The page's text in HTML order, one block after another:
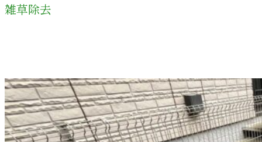
雑草除去